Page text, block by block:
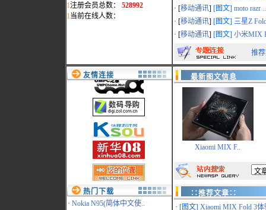
会员删除通告
· 最新添加松下数码相机和..
2006-09-10
1注册会员总数： 528992
1当前在线人数：
· [移动通讯] [图文] moto razr ..
· [移动通讯] [图文] 三星Z
· [移动通讯] [图文] 小米MIX
推
友情连接
热门下载
· Nokia N95(简体中文使..
最新图文信息
Xiaomi MIX F..
∷推荐文章∷
· [图文] Xiaomi MIX Fold 3体